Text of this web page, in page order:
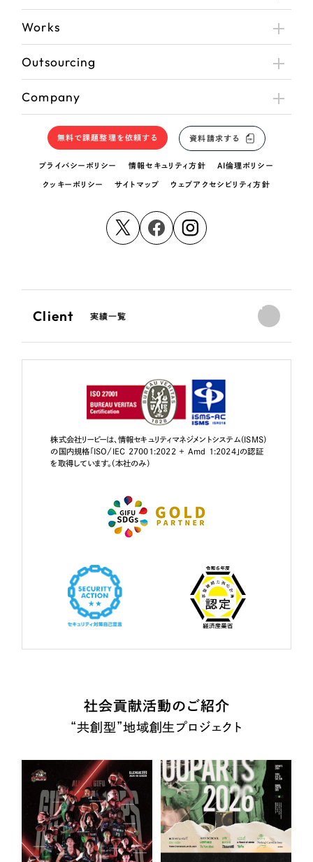
Works
Outsourcing
Company
無料で課題整理を依頼する 資料請求する
プライバシーポリシー 情報セキュリティ方針 AI倫理ポリシー
クッキーポリシー サイトマップ ウェブアクセシビリティ方針
Client 実績一覧
株式会社リーピーは、情報セキュリティマネジメントシステム（ISMS）
の国内規格「ISO/IEC 27001:2022 + Amd 1:2024」の認証
を取得しています。（本社のみ）
社会貢献活動のご紹介
“共創型”地域創生プロジェクト